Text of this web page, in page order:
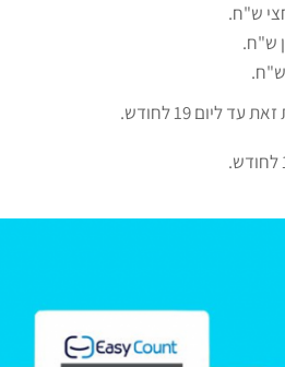
ש"ח.
19 לחודש.